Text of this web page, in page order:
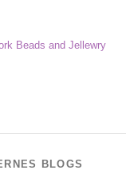
Beads and Jellewry
BLOGS